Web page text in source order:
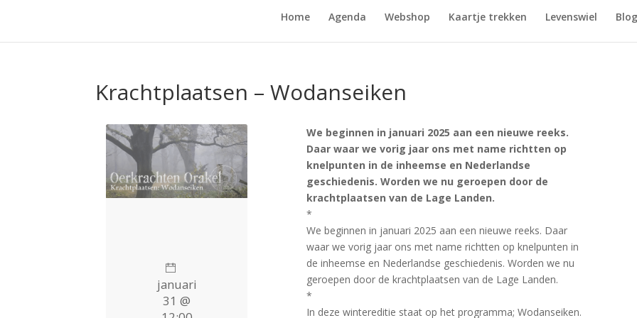
Home Agenda Webshop Kaartje trekken Levenswiel Blog
Krachtplaatsen – Wodanseiken
We beginnen in januari 2025 aan een nieuwe reeks.
Daar waar we vorig jaar ons met name richtten op
knelpunten in de inheemse en Nederlandse
geschiedenis. Worden we nu geroepen door de
krachtplaatsen van de Lage Landen.
*
We beginnen in januari 2025 aan een nieuwe reeks. Daar
waar we vorig jaar ons met name richtten op knelpunten in
de inheemse en Nederlandse geschiedenis. Worden we nu
geroepen door de krachtplaatsen van de Lage Landen.
*
In deze wintereditie staat op het programma; Wodanseiken.
januari
31 @